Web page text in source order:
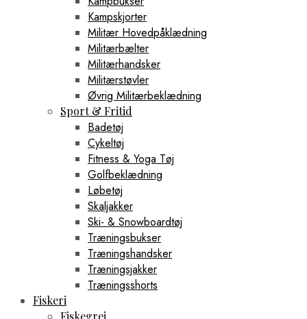
Kampskjorter
Militær Hovedpåklædning
Militærbælter
Militærhandsker
Militærstøvler
Øvrig Militærbeklædning
Sport & Fritid
Badetøj
Cykeltøj
Fitness & Yoga Tøj
Golfbeklædning
Løbetøj
Skaljakker
Ski- & Snowboardtøj
Træningsbukser
Træningshandsker
Træningsjakker
Træningsshorts
Fiskeri
Fiskegrej